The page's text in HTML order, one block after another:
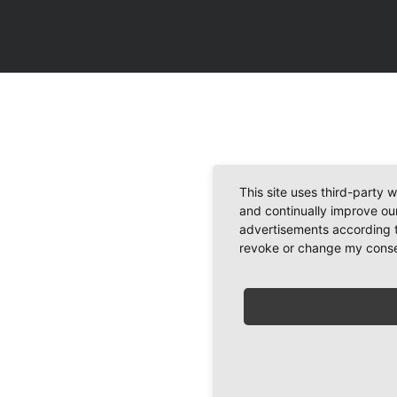
This site uses third-party
and continually improve
advertisements according
revoke or change my